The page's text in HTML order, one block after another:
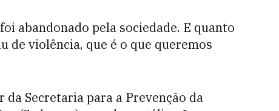
abandonado pela sociedade. E quanto
de violência, que é o que queremos
Secretaria para a Prevenção da